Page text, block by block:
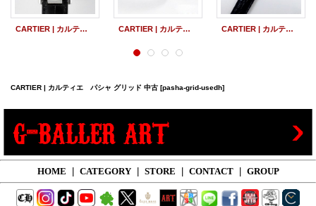
CARTIER | カルティエ パシャC 35 ビッグデイト レザーベルト 中古 CARTIER | カルティエ LOVEリング ホワイトゴールド 中古 CARTIER | カルティエ パシャ グリッド レザー 中古 美品
CARTIER | カルティエ パシャ グリッド 中古 [pasha-grid-usedh]
HOME | CATEGORY | STORE | CONTACT | GROUP